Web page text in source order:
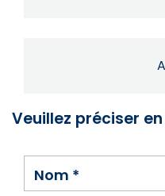
Veuillez préciser
Nom *